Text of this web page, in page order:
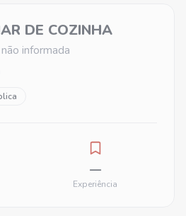
DE COZINHA
informada
—
Experiência